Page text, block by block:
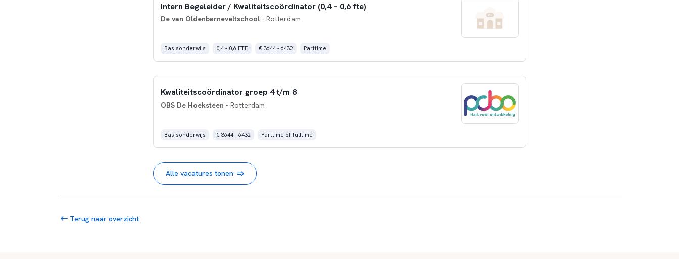
Intern Begeleider / Kwaliteitscoördinator (0,4 – 0,6 fte)
De van Oldenbarneveltschool- Rotterdam
Basisonderwijs 0,4 - 0,6 FTE € 3644 - 6432 Parttime
Kwaliteitscoördinator groep 4 t/m 8
OBS De Hoeksteen - Rotterdam
Basisonderwijs € 3644 - 6432 Parttime of fulltime
Alle vacatures tonen
Terug naar overzicht